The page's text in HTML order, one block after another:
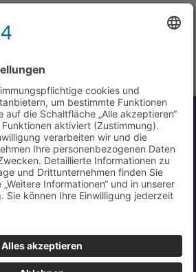
Sie vor dem Ausfüllen des Formulars
in den
ist es ggf. notwendig, nach dem
die Seite zu aktualisieren.
Veranstaltungen teil:
18:30 Uhr: „T1D-Screening bei
wann und wie?"
van den Boom, Dr. Dietrich Tews
SIE IHRE DATEN EIN: